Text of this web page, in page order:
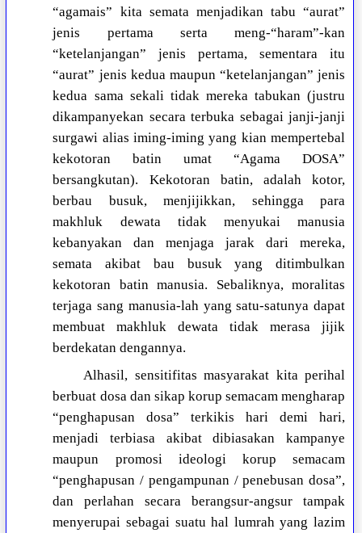
“agamais” kita semata menjadikan tabu “aurat”
jenis pertama serta meng-“haram”-kan
“ketelanjangan” jenis pertama, sementara itu
“aurat” jenis kedua maupun “ketelanjangan” jenis
kedua sama sekali tidak mereka tabukan (justru
dikampanyekan secara terbuka sebagai janji-janji
surgawi alias iming-iming yang kian mempertebal
kekotoran batin umat “Agama DOSA”
bersangkutan). Kekotoran batin, adalah kotor,
berbau busuk, menjijikkan, sehingga para
makhluk dewata tidak menyukai manusia
kebanyakan dan menjaga jarak dari mereka,
semata akibat bau busuk yang ditimbulkan
kekotoran batin manusia. Sebaliknya, moralitas
terjaga sang manusia-lah yang satu-satunya dapat
membuat makhluk dewata tidak merasa jijik
berdekatan dengannya.
Alhasil, sensitifitas masyarakat kita perihal
berbuat dosa dan sikap korup semacam mengharap
“penghapusan dosa” terkikis hari demi hari,
menjadi terbiasa akibat dibiasakan kampanye
maupun promosi ideologi korup semacam
“penghapusan / pengampunan / penebusan dosa”,
dan perlahan secara berangsur-angsur tampak
menyerupai sebagai suatu hal lumrah yang lazim